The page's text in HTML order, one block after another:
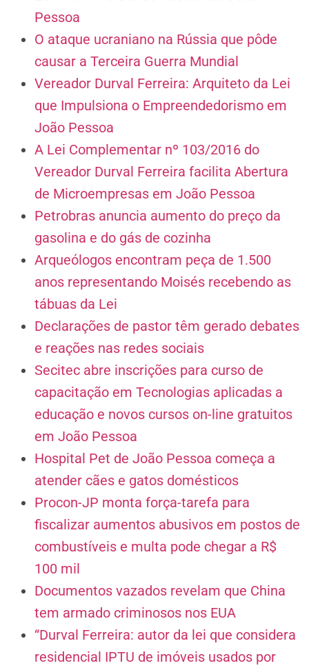
Pessoa
O ataque ucraniano na Rússia que pôde
causar a Terceira Guerra Mundial
Vereador Durval Ferreira: Arquiteto da Lei
que Impulsiona o Empreendedorismo em
João Pessoa
A Lei Complementar nº 103/2016 do
Vereador Durval Ferreira facilita Abertura
de Microempresas em João Pessoa
Petrobras anuncia aumento do preço da
gasolina e do gás de cozinha
Arqueólogos encontram peça de 1.500
anos representando Moisés recebendo as
tábuas da Lei
Declarações de pastor têm gerado debates
e reações nas redes sociais
Secitec abre inscrições para curso de
capacitação em Tecnologias aplicadas a
educação e novos cursos on-line gratuitos
em João Pessoa
Hospital Pet de João Pessoa começa a
atender cães e gatos domésticos
Procon-JP monta força-tarefa para
fiscalizar aumentos abusivos em postos de
combustíveis e multa pode chegar a R$
100 mil
Documentos vazados revelam que China
tem armado criminosos nos EUA
“Durval Ferreira: autor da lei que considera
residencial IPTU de imóveis usados por